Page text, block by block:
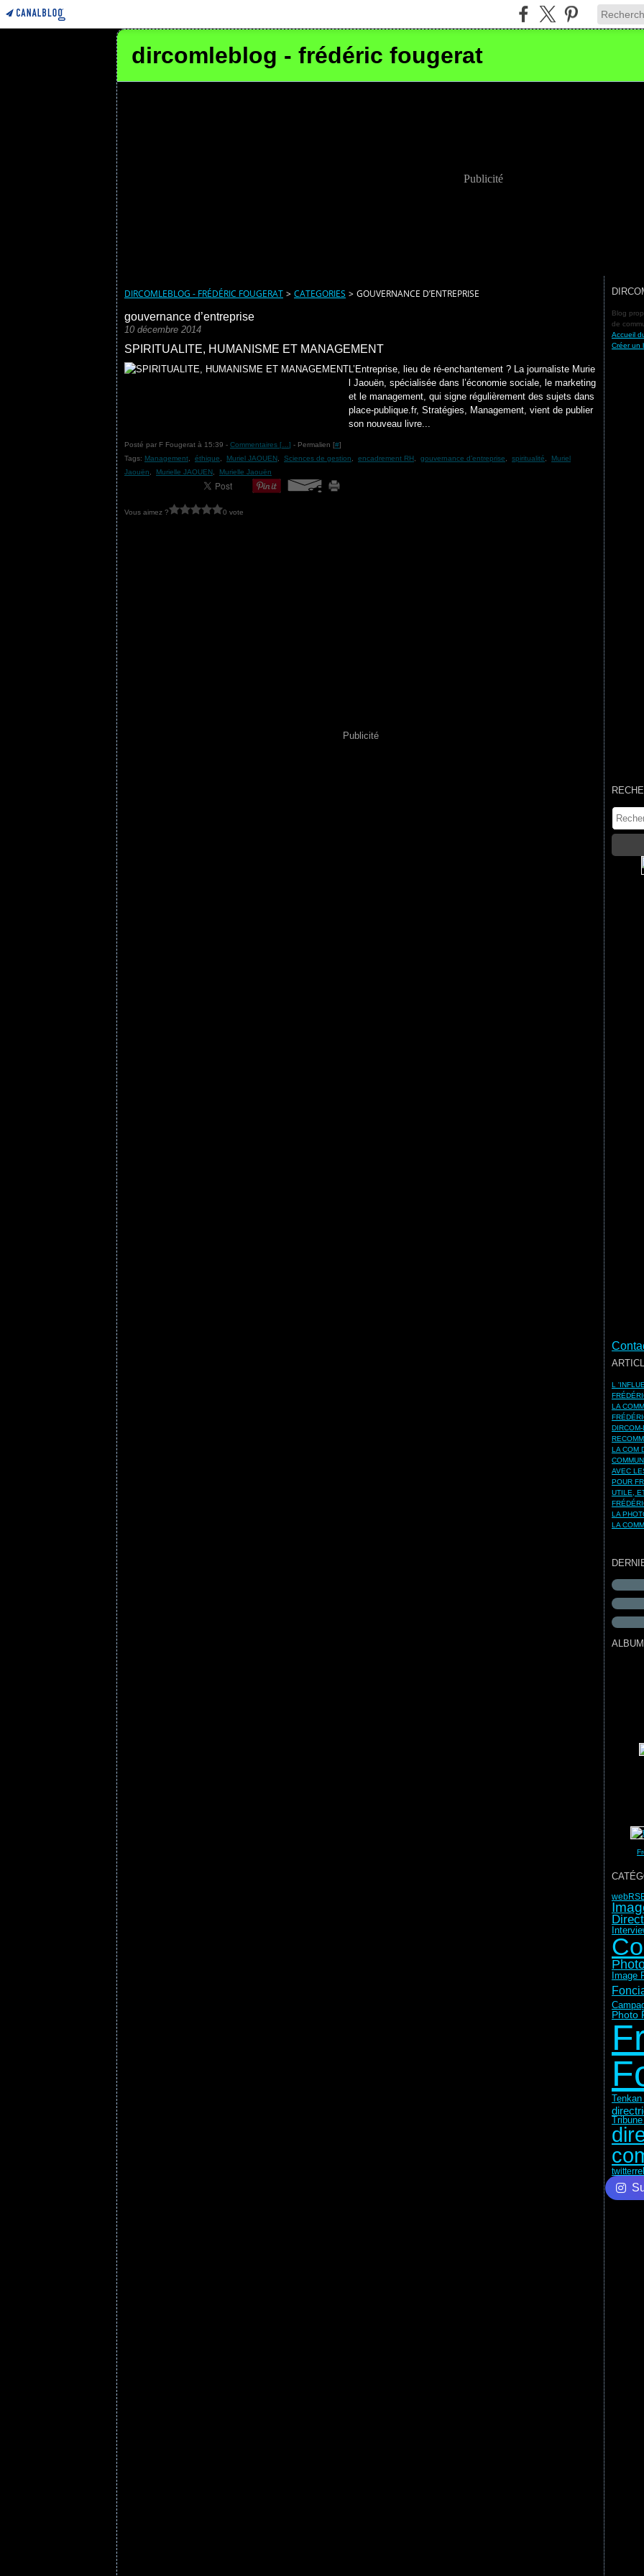
dircomleblog - frédéric fougerat
Publicité
DIRCOMLEBLOG - FRÉDÉRIC FOUGERAT > CATEGORIES > GOUVERNANCE D’ENTREPRISE
gouvernance d’entreprise
10 décembre 2014
SPIRITUALITE, HUMANISME ET MANAGEMENT
L’Entreprise, lieu de ré-enchantement ? La journaliste Murie
l Jaouën, spécialisée dans l’économie sociale, le marketing
et le management, qui signe régulièrement des sujets dans
place-publique.fr, Stratégies, Management, vient de publier
son nouveau livre...
Posté par F Fougerat à 15:39 - Commentaires [ ] - Permalien [#]
Tags: Management éthique Muriel JAOUEN Sciences de gestion encadrement RH gouvernance d’entreprise spiritualité
Muriel
Jaouën
Murielle JAOUEN Murielle Jaouën
Vous aimez ? 0 vote
Publicité
Blog
de
Accueil
Créer un
L
LA
LA COM
AVEC
POUR
UTILE,
LA
LA
web
Image
Photo
twitter